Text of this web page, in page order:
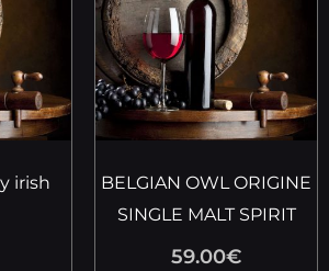
irish
BELGIAN OWL ORIGINE
SINGLE MALT SPIRIT
59.00€